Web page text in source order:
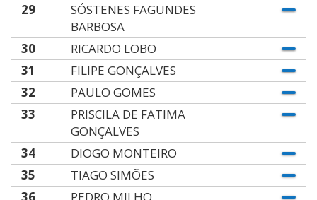
29
SÓSTENES FAGUNDES
BARBOSA
30
RICARDO LOBO
31
FILIPE GONÇALVES
32
PAULO GOMES
33
PRISCILA DE FATIMA
GONÇALVES
34
DIOGO MONTEIRO
35
TIAGO SIMÕES